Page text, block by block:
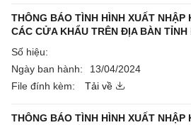
THÔNG BÁO TÌNH HÌNH XUẤT NHẬP
CÁC CỬA KHẨU TRÊN ĐỊA BÀN
Số hiệu:
Ngày ban hành:
13/04/2024
File đính kèm:
Tải về
THÔNG BÁO TÌNH HÌNH XUẤT NHẬP